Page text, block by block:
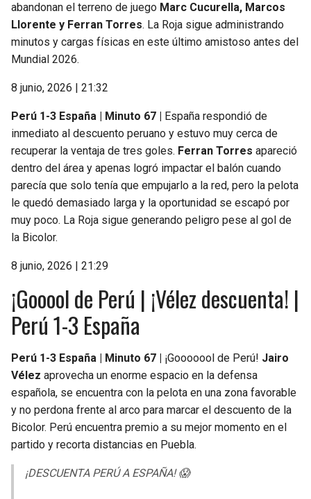
abandonan el terreno de juego Marc Cucurella, Marcos
Llorente y Ferran Torres. La Roja sigue administrando
minutos y cargas físicas en este último amistoso antes del
Mundial 2026.
8 junio, 2026 | 21:32
Perú 1-3 España | Minuto 67 | España respondió de
inmediato al descuento peruano y estuvo muy cerca de
recuperar la ventaja de tres goles. Ferran Torres apareció
dentro del área y apenas logró impactar el balón cuando
parecía que solo tenía que empujarlo a la red, pero la pelota
le quedó demasiado larga y la oportunidad se escapó por
muy poco. La Roja sigue generando peligro pese al gol de
la Bicolor.
8 junio, 2026 | 21:29
¡Gooool de Perú | ¡Vélez descuenta! |
Perú 1-3 España
Perú 1-3 España | Minuto 67 | ¡Gooooool de Perú! Jairo
Vélez aprovecha un enorme espacio en la defensa
española, se encuentra con la pelota en una zona favorable
y no perdona frente al arco para marcar el descuento de la
Bicolor. Perú encuentra premio a su mejor momento en el
partido y recorta distancias en Puebla.
¡DESCUENTA PERÚ A ESPAÑA! 😱